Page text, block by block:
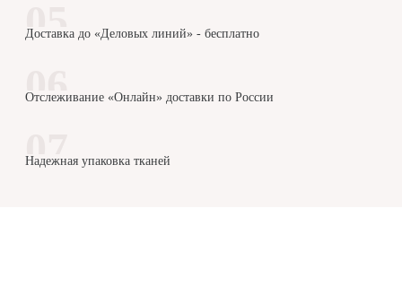
Доставка до «Деловых линий» - бесплатно
Отслеживание «Онлайн» доставки по России
Надежная упаковка тканей